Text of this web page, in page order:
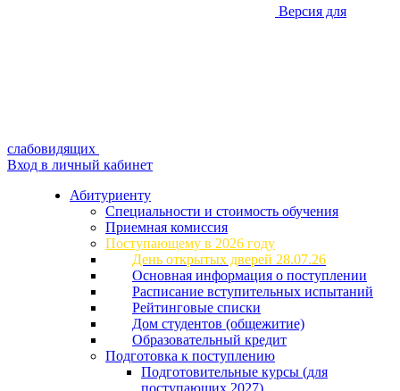
Версия для
слабовидящих
Вход в личный кабинет
Абитуриенту
Специальности и стоимость обучения
Приемная комиссия
Поступающему в 2026 году
День открытых дверей 28.07.26
Основная информация о поступлении
Расписание вступительных испытаний
Рейтинговые списки
Дом студентов (общежитие)
Образовательный кредит
Подготовка к поступлению
Подготовительные курсы (для
поступающих 2027)